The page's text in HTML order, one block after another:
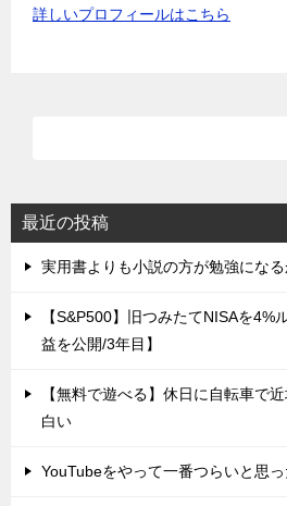
詳しいプロフィールはこちら
最近の投稿
実用書よりも小説の方が勉強にな
【S&P500】旧つみたてNISAを4%
益を公開/3年目】
【無料で遊べる】休日に自転車で
白い
YouTubeをやって一番つらいと思っ